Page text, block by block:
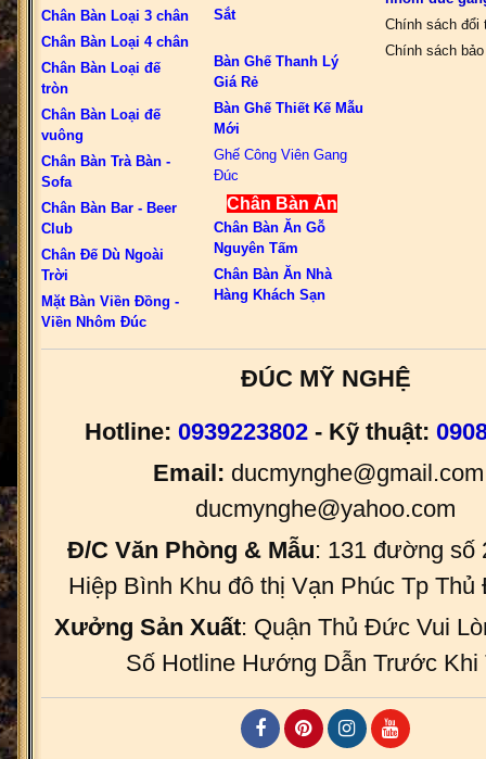
Chân Bàn Loại 3 chân
Chân Bàn Loại 4 chân
Chân Bàn Loại đế
tròn
Chân Bàn Loại đế
vuông
Chân Bàn Trà Bàn -
Sofa
Chân Bàn Bar - Beer
Club
Chân Đế Dù Ngoài
Trời
Mặt Bàn Viền Đồng -
Viền Nhôm Đúc
Sắt
Bàn Ghế Thanh Lý
Giá Rẻ
Bàn Ghế Thiết Kế Mẫu
Mới
Ghế Công Viên Gang
Đúc
Chân Bàn Ăn
Chân Bàn Ăn Gỗ
Nguyên Tấm
Chân Bàn Ăn Nhà
Hàng Khách Sạn
Chính sách đổi
Chính sách
ĐÚC MỸ NGHỆ
Hotline: 0939223802 - Kỹ thuật:
Email:
ducmynghe@yahoo.com
Đ/C Văn Phòng & Mẫu: 131 đường số
Hiệp Bình Khu đô thị Vạn Phúc Tp
Xưởng Sản Xuất: Quận Thủ Đức Vui
Số Hotline Hướng Dẫn Trước Khi